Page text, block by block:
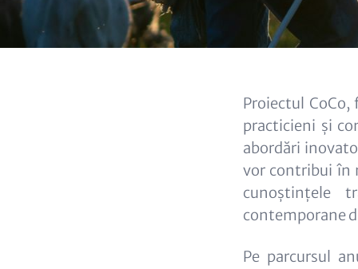
Content
Proiectul
practicieni și
abordări
vor contribui în
cunoștințele
contemporane
Pe parcursul